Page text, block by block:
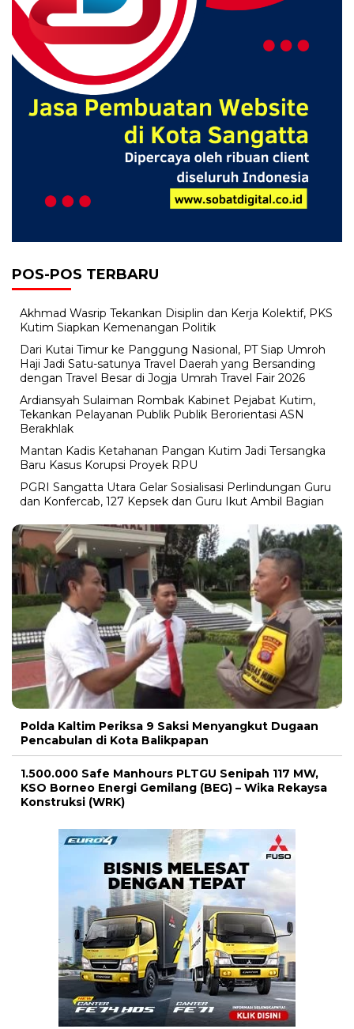
POS-POS TERBARU
Akhmad Wasrip Tekankan Disiplin dan Kerja Kolektif, PKS
Kutim Siapkan Kemenangan Politik
Dari Kutai Timur ke Panggung Nasional, PT Siap Umroh
Haji Jadi Satu-satunya Travel Daerah yang Bersanding
dengan Travel Besar di Jogja Umrah Travel Fair 2026
Ardiansyah Sulaiman Rombak Kabinet Pejabat Kutim,
Tekankan Pelayanan Publik Publik Berorientasi ASN
Berakhlak
Mantan Kadis Ketahanan Pangan Kutim Jadi Tersangka
Baru Kasus Korupsi Proyek RPU
PGRI Sangatta Utara Gelar Sosialisasi Perlindungan Guru
dan Konfercab, 127 Kepsek dan Guru Ikut Ambil Bagian
Polda Kaltim Periksa 9 Saksi Menyangkut Dugaan
Pencabulan di Kota Balikpapan
1.500.000 Safe Manhours PLTGU Senipah 117 MW,
KSO Borneo Energi Gemilang (BEG) – Wika Rekaysa
Konstruksi (WRK)